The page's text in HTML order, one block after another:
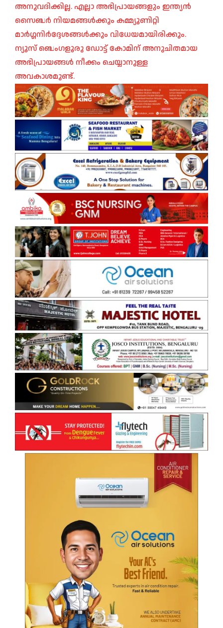
അനുവദിക്കില്ല. എല്ലാ അഭിപ്രായങ്ങളും ഇന്ത്യൻ
സൈബർ നിയമങ്ങൾക്കും കമ്മ്യൂണിറ്റി
മാർഗ്ഗനിർദ്ദേശങ്ങൾക്കും വിധേയമായിരിക്കും.
ന്യൂസ് ബെംഗളൂരു ഡോട്ട് കോമിന് അനുചിതമായ
അഭിപ്രായങ്ങൾ നീക്കം ചെയ്യാനുള്ള
അവകാശമുണ്ട്.